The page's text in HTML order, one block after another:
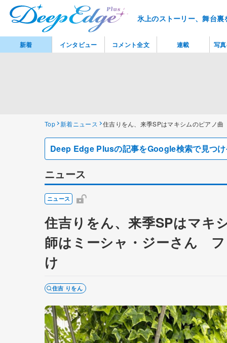
氷上のストーリー、舞台
Top 新着ニュース 住吉りをん、来季SPはマキシムのピアノ
Deep Edge Plusの記事をGoogle検索で見つ
ニュース
ニュース
住吉りをん、来季SPはマ
師はミーシャ・ジーさん
け
住吉 りをん
新着 インタビュー コメント全文 連載 写